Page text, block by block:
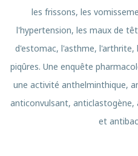
les frissons, les
l'hypertension, les maux de
d'estomac, l'asthme, l'arthrite,
piqûres. Une enquête
une activité anthelminthique,
anticonvulsant,
et